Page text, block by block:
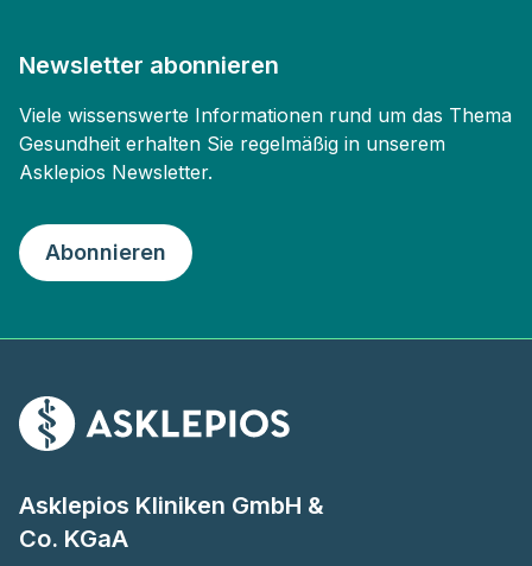
Newsletter abonnieren
Viele wissenswerte Informationen rund um das Thema
Gesundheit erhalten Sie regelmäßig in unserem
Asklepios Newsletter.
Abonnieren
Asklepios Kliniken GmbH &
Co. KGaA